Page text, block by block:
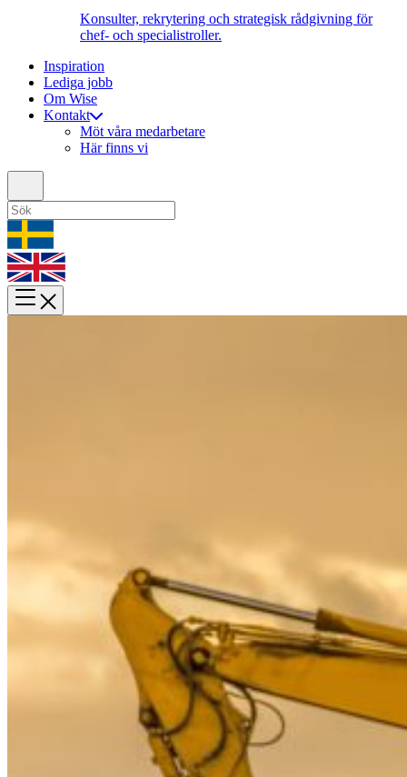
Konsulter, rekrytering och strategisk rådgivning för
chef- och specialistroller.
Inspiration
Lediga jobb
Om Wise
Kontakt
Möt våra medarbetare
Här finns vi